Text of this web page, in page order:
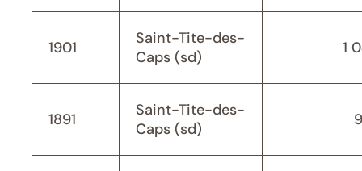
1901
Saint-Tite-des-
Caps (sd)
1
1891
Saint-Tite-des-
Caps (sd)